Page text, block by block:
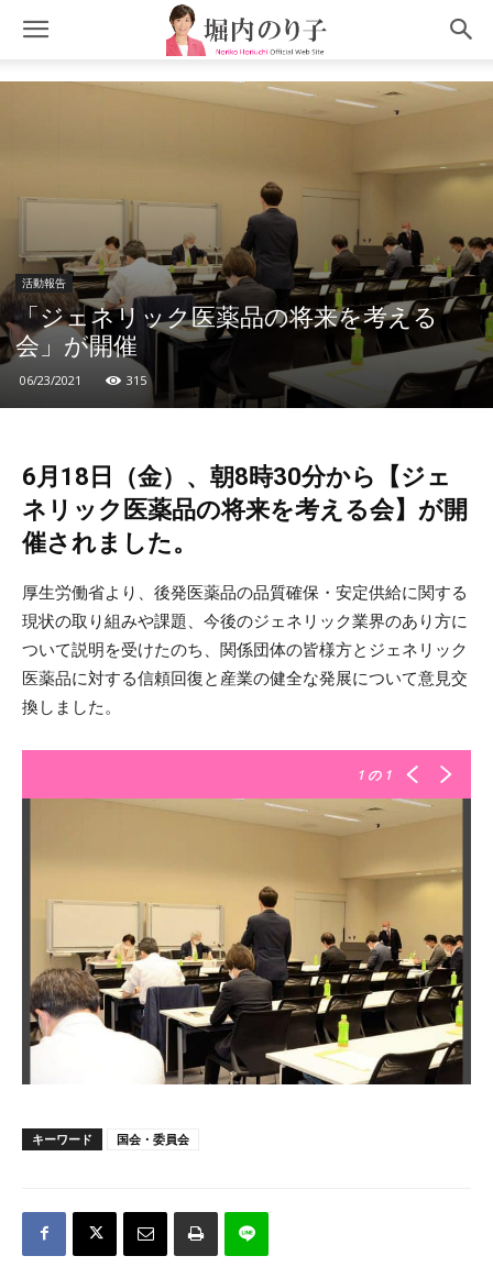
活動報告
「ジェネリック医薬品の将来を考える
会」が開催
06/23/2021 315
6月18日（金）、朝8時30分から【ジェ
ネリック医薬品の将来を考える会】が開
催されました。
厚生労働省より、後発医薬品の品質確保・安定供給に関する
現状の取り組みや課題、今後のジェネリック業界のあり方に
ついて説明を受けたのち、関係団体の皆様方とジェネリック
医薬品に対する信頼回復と産業の健全な発展について意見交
換しました。
1 の 1
キーワード 国会・委員会